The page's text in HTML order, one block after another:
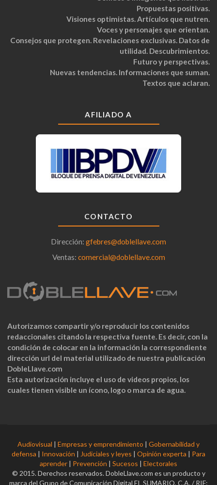
Propuestas positivas.
Visiones optimistas. Artículos que nutren.
Voces y personajes que orientan.
Consejos que protegen. Revelaciones exclusivas. Datos de
utilidad. Descubrimientos.
Futuro y perspectivas.
Nuevas tendencias. Informaciones que suman.
Textos que aclaran.
AFILIADO A
CONTACTO
Dirección: gfebres@doblellave.com
Ventas: comercial@doblellave.com
Autorizamos compartir y/o reproducir los contenidos
redaccionales citando la respectiva fuente. Es decir, con la
condición de colocar en la información la correspondiente
dirección url del material utilizado de nuestra publicación
DobleLlave.com
Esta autorización incluye el uso de videos propios, los
cuales tienen visible un ícono, logo o marca de agua.
Audiovisual | Empresas y emprendimiento | Gobernabilidad y
defensa | Innovación | Judiciales y leyes | Opinión experta | Para
aprender | Prevención | Sucesos | Electorales
© 2015. Derechos reservados. DobleLlave.com es un producto y
marca del Grupo de Comunicación Digital EL SUMARIO, C.A. / RIF: